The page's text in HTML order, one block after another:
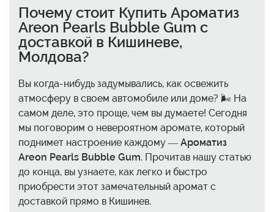
Почему стоит Купить Ароматиз
Areon Pearls Bubble Gum с
доставкой в Кишиневе,
Молдова?
Вы когда-нибудь задумывались, как освежить
атмосферу в своем автомобиле или доме? 🌬️ На
самом деле, это проще, чем вы думаете! Сегодня
мы поговорим о невероятном аромате, который
поднимет настроение каждому — Ароматиз
Areon Pearls Bubble Gum. Прочитав нашу статью
до конца, вы узнаете, как легко и быстро
приобрести этот замечательный аромат с
доставкой прямо в Кишинев.